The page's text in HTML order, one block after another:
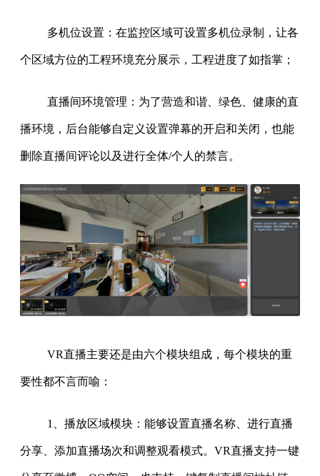
多机位设置：在监控区域可设置多机位录制，让各
个区域方位的工程环境充分展示，工程进度了如指掌；
直播间环境管理：为了营造和谐、绿色、健康的直
播环境，后台能够自定义设置弹幕的开启和关闭，也能
删除直播间评论以及进行全体/个人的禁言。
VR直播主要还是由六个模块组成，每个模块的重
要性都不言而喻：
1、播放区域模块：能够设置直播名称、进行直播
分享、添加直播场次和调整观看模式。VR直播支持一键